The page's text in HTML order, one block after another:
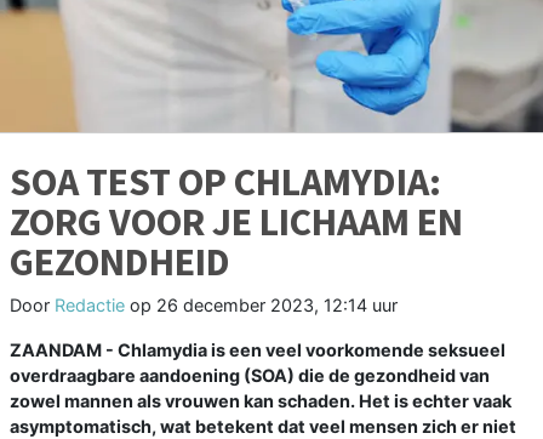
SOA TEST OP CHLAMYDIA:
ZORG VOOR JE LICHAAM EN
GEZONDHEID
Door Redactie op 26 december 2023, 12:14 uur
ZAANDAM - Chlamydia is een veel voorkomende seksueel
overdraagbare aandoening (SOA) die de gezondheid van
zowel mannen als vrouwen kan schaden. Het is echter vaak
asymptomatisch, wat betekent dat veel mensen zich er niet